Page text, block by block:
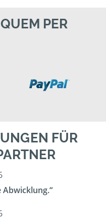
PER
FÜR
Abwicklung.